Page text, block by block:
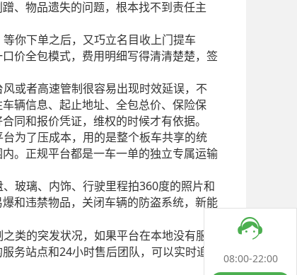
、物品遗失的问题，根本找不到责任主
你下单之后，又巧立名目收上门提车
价全包模式，费用明细写得清清楚楚，签
或者高速管制很容易出现时效延误，不
辆信息、起止地址、全包总价、保险保
同和报价凭证，维权的时候才有依据。
为了压成本，用的是整个板车共享的统
。正规平台都是一车一单的独立专属运输
玻璃、内饰、行驶里程拍360度的照片和
和违禁物品，关闭车辆的防盗系统，新能
类的突发状况，如果平台在本地没有服
务站点和24小时售后团队，可以实时追
08:00-22:00